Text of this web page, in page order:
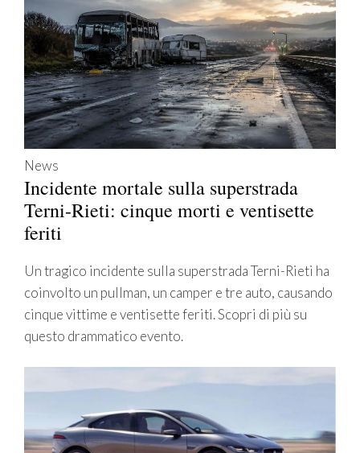
News
Incidente mortale sulla superstrada
Terni-Rieti: cinque morti e ventisette
feriti
Un tragico incidente sulla superstrada Terni-Rieti ha
coinvolto un pullman, un camper e tre auto, causando
cinque vittime e ventisette feriti. Scopri di più su
questo drammatico evento.